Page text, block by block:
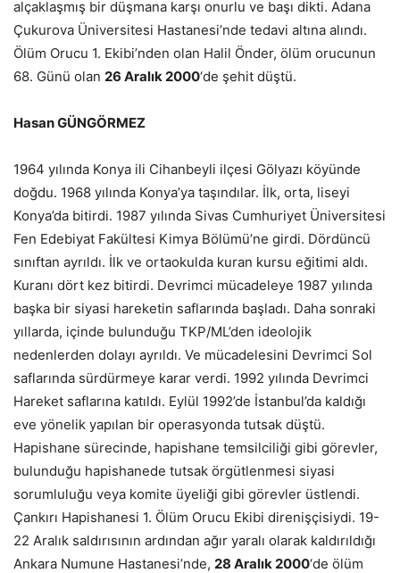
alçaklaşmış bir düşmana karşı onurlu ve başı dikti. Adana
Çukurova Üniversitesi Hastanesi’nde tedavi altına alındı.
Ölüm Orucu 1. Ekibi’nden olan Halil Önder, ölüm orucunun
68. Günü olan 26 Aralık 2000‘de şehit düştü.
Hasan GÜNGÖRMEZ
1964 yılında Konya ili Cihanbeyli ilçesi Gölyazı köyünde
doğdu. 1968 yılında Konya’ya taşındılar. İlk, orta, liseyi
Konya’da bitirdi. 1987 yılında Sivas Cumhuriyet Üniversitesi
Fen Edebiyat Fakültesi Kimya Bölümü’ne girdi. Dördüncü
sınıftan ayrıldı. İlk ve ortaokulda kuran kursu eğitimi aldı.
Kuranı dört kez bitirdi. Devrimci mücadeleye 1987 yılında
başka bir siyasi hareketin saflarında başladı. Daha sonraki
yıllarda, içinde bulunduğu TKP/ML’den ideolojik
nedenlerden dolayı ayrıldı. Ve mücadelesini Devrimci Sol
saflarında sürdürmeye karar verdi. 1992 yılında Devrimci
Hareket saflarına katıldı. Eylül 1992’de İstanbul’da kaldığı
eve yönelik yapılan bir operasyonda tutsak düştü.
Hapishane sürecinde, hapishane temsilciliği gibi görevler,
bulunduğu hapishanede tutsak örgütlenmesi siyasi
sorumluluğu veya komite üyeliği gibi görevler üstlendi.
Çankırı Hapishanesi 1. Ölüm Orucu Ekibi direnişçisiydi. 19-
22 Aralık saldırısının ardından ağır yaralı olarak kaldırıldığı
Ankara Numune Hastanesi’nde, 28 Aralık 2000‘de ölüm